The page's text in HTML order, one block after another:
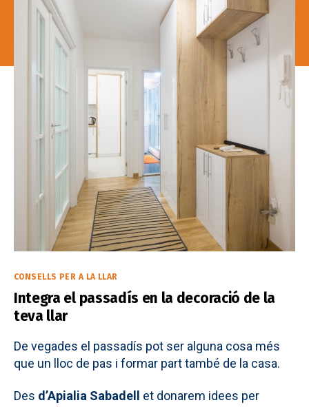
Categories
CONSELLS PER A LA LLAR
Integra el passadís en la decoració de la
teva llar
De vegades el passadís pot ser alguna cosa més
que un lloc de pas i formar part també de la casa.
Des d’Apialia Sabadell
et donarem idees per